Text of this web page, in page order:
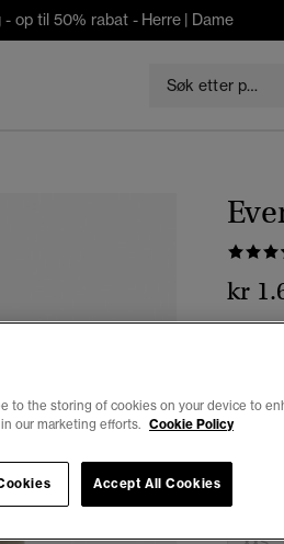
- op til 50% rabat - Herre | Dame
kr
to the storing of cookies on your device to
our marketing efforts. Cookie Policy
Accept All Cookies